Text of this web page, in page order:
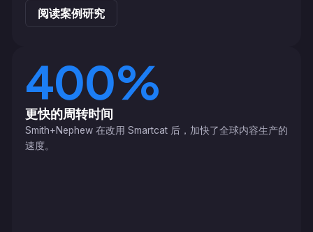
阅读案例研究
400%
更快的周转时间
Smith+Nephew 在改用 Smartcat 后，加快了全球内容生产的
速度。